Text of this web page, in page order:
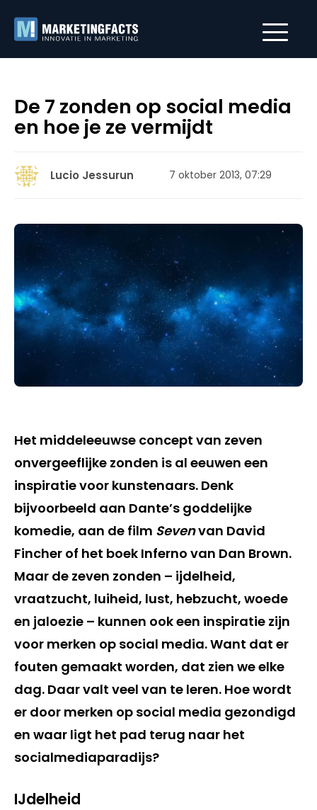
De 7 zonden op social media
en hoe je ze vermijdt
Lucio Jessurun 7 oktober 2013, 07:29
Het middeleeuwse concept van zeven
onvergeeflijke zonden is al eeuwen een
inspiratie voor kunstenaars. Denk
bijvoorbeeld aan Dante’s goddelijke
komedie, aan de film Sevenvan David
Fincher of het boek Inferno van Dan Brown.
Maar de zeven zonden – ijdelheid,
vraatzucht, luiheid, lust, hebzucht, woede
en jaloezie – kunnen ook een inspiratie zijn
voor merken op social media. Want dat er
fouten gemaakt worden, dat zien we elke
dag. Daar valt veel van te leren. Hoe wordt
er door merken op social media gezondigd
en waar ligt het pad terug naar het
socialmediaparadijs?
IJdelheid